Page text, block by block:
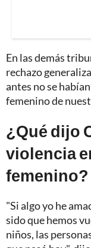
En las demás
rechazo
antes no se
femenino de
¿Qué dijo
violencia
femenino?
"Si algo yo he
sido que hemos
niños, las